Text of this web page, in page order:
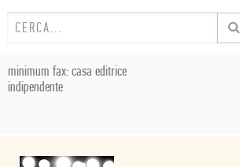
minimum fax: casa editrice
indipendente